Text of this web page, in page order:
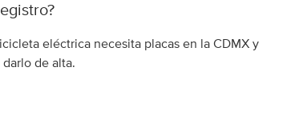
eléctrica necesita placas en la CDMX y
de alta.